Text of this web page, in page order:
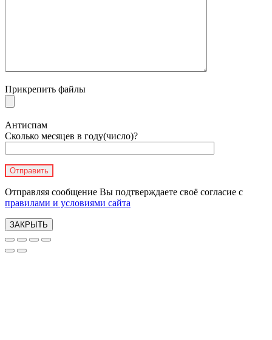
Прикрепить файлы
Антиспам
Сколько месяцев в году(число)?
Отправляя сообщение Вы подтверждаете своё согласие с
правилами и условиями сайта
ЗАКРЫТЬ